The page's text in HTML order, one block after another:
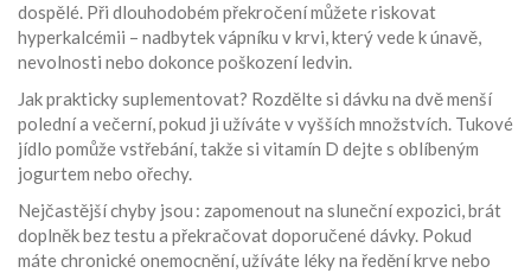
dospělé. Při dlouhodobém překročení můžete riskovat
hyperkalcémii – nadbytek vápníku v krvi, který vede k únavě,
nevolnosti nebo dokonce poškození ledvin.
Jak prakticky suplementovat? Rozdělte si dávku na dvě menší
polední a večerní, pokud ji užíváte v vyšších množstvích. Tukové
jídlo pomůže vstřebání, takže si vitamín D dejte s oblíbeným
jogurtem nebo ořechy.
Nejčastější chyby jsou : zapomenout na sluneční expozici, brát
doplněk bez testu a překračovat doporučené dávky. Pokud
máte chronické onemocnění, užíváte léky na ředění krve nebo